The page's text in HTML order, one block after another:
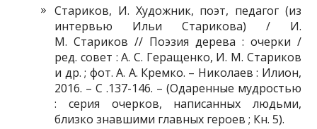
Стариков, И. Художник, поэт, педагог (из
интервью Ильи Старикова) / И.
М. Стариков // Поэзия дерева : очерки /
ред. совет : А. С. Геращенко, И. М. Стариков
и др. ; фот. А. А. Кремко. – Николаев : Илион,
2016. – С .137-146. – (Одаренные мудростью
: серия очерков, написанных людьми,
близко знавшими главных героев ; Кн. 5).